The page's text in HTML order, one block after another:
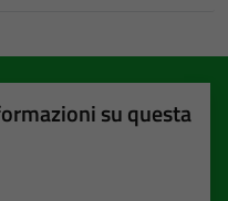
su questa